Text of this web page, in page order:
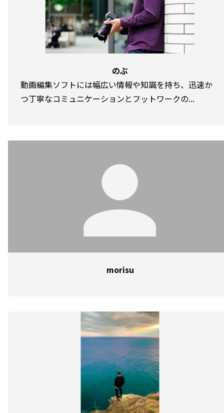
のぶ
動画編集ソフトには幅広い情報や知識を持ち、迅速か
つ丁寧なコミュニケーションとフットワークの...
morisu